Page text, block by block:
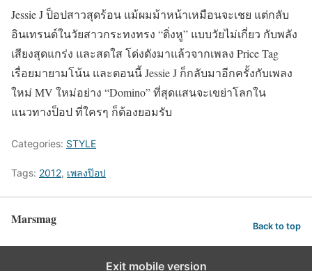
Jessie J ป็อปสาวสุดร้อน แม้ผมม้าหน้าเหมือนจะเชย แต่กลับ
อินเทรนด์ในวัยสาวกระทงทรง “ติ่งหู” แบบวัยไม่เกี่ยว กับพลัง
เสียงสุดแกร่ง และสดใส โด่งดังมาแล้วจากเพลง Price Tag
เรื่อยมายามโน้น และตอนนี้ Jessie J ก็กลับมาอีกครั้งกับเพลง
ใหม่ MV ใหม่อย่าง “Domino” ที่สุดแสนจะเขย่าโลกใน
แนวทางป็อป ที่ใครๆ ก็ต้องยอมรับ
Categories: STYLE
Tags: 2012, เพลงป๊อป
Marsmag Back to top
Exit mobile version